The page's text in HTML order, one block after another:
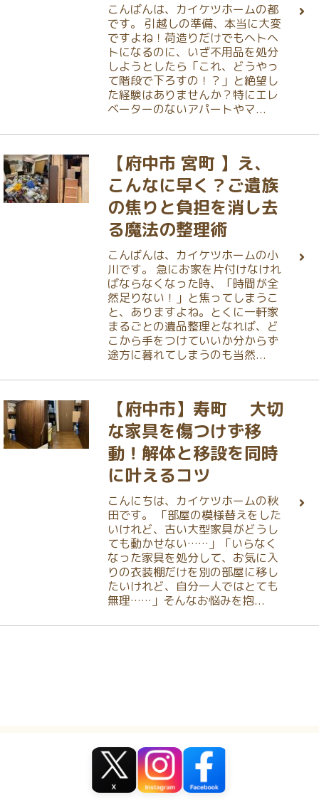
こんばんは、カイケツホームの都
です。 引越しの準備、本当に大変
ですよね！荷造りだけでもヘトヘ
トになるのに、いざ不用品を処分
しようとしたら「これ、どうやっ
て階段で下ろすの！？」と絶望し
た経験はありませんか？特にエレ
ベーターのないアパートやマ...
【府中市 宮町 】え、
こんなに早く？ご遺族
の焦りと負担を消し去
る魔法の整理術
こんばんは、カイケツホームの小
川です。 急にお家を片付けなけれ
ばならなくなった時、「時間が全
然足りない！」と焦ってしまうこ
と、ありますよね。とくに一軒家
まるごとの遺品整理となれば、ど
こから手をつけていいか分からず
途方に暮れてしまうのも当然...
【府中市】寿町 大切
な家具を傷つけず移
動！解体と移設を同時
に叶えるコツ
こんにちは、カイケツホームの秋
田です。 「部屋の模様替えをした
いけれど、古い大型家具がどうし
ても動かせない……」「いらなく
なった家具を処分して、お気に入
りの衣装棚だけを別の部屋に移し
たいけれど、自分一人ではとても
無理……」そんなお悩みを抱...